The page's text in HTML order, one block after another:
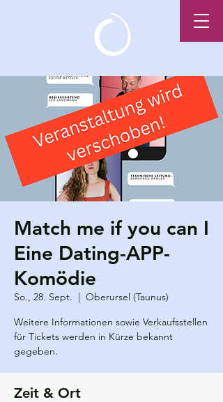
Match me if you can I
Eine Dating-APP-
Komödie
So., 28. Sept.
  |
Oberursel (Taunus)
Weitere Informationen sowie Verkaufsstellen
für Tickets werden in Kürze bekannt
gegeben.
Zeit & Ort